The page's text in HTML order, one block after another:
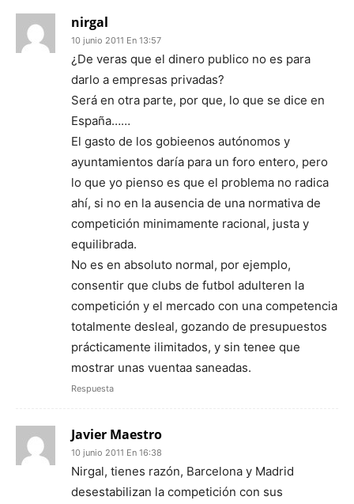
nirgal
10 junio 2011 En 13:57
¿De veras que el dinero publico no es para
darlo a empresas privadas?
Será en otra parte, por que, lo que se dice en
España……
El gasto de los gobieenos autónomos y
ayuntamientos daría para un foro entero, pero
lo que yo pienso es que el problema no radica
ahí, si no en la ausencia de una normativa de
competición minimamente racional, justa y
equilibrada.
No es en absoluto normal, por ejemplo,
consentir que clubs de futbol adulteren la
competición y el mercado con una competencia
totalmente desleal, gozando de presupuestos
prácticamente ilimitados, y sin tenee que
mostrar unas vuentaa saneadas.
Respuesta
Javier Maestro
10 junio 2011 En 16:38
Nirgal, tienes razón, Barcelona y Madrid
desestabilizan la competición con sus